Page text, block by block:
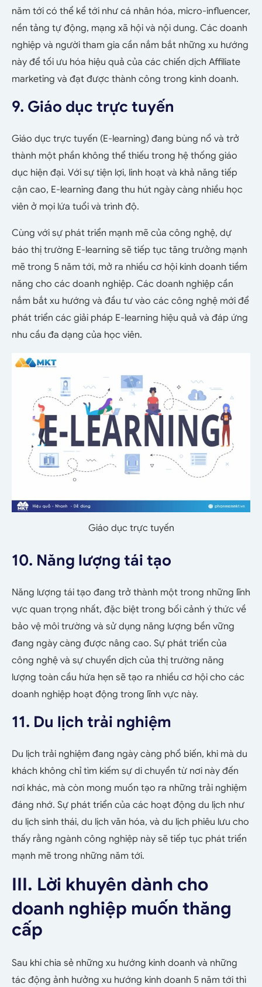
năm tới có thể kể tới như cá nhân hóa, micro-influencer,
nền tảng tự động, mạng xã hội và nội dung. Các doanh
nghiệp và người tham gia cần nắm bắt những xu hướng
này để tối ưu hóa hiệu quả của các chiến dịch Affiliate
marketing và đạt được thành công trong kinh doanh.
9. Giáo dục trực tuyến
Giáo dục trực tuyến (E-learning) đang bùng nổ và trở
thành một phần không thể thiếu trong hệ thống giáo
dục hiện đại. Với sự tiện lợi, linh hoạt và khả năng tiếp
cận cao, E-learning đang thu hút ngày càng nhiều học
viên ở mọi lứa tuổi và trình độ.
Cùng với sự phát triển mạnh mẽ của công nghệ, dự
báo thị trường E-learning sẽ tiếp tục tăng trưởng mạnh
mẽ trong 5 năm tới, mở ra nhiều cơ hội kinh doanh tiềm
năng cho các doanh nghiệp. Các doanh nghiệp cần
nắm bắt xu hướng và đầu tư vào các công nghệ mới để
phát triển các giải pháp E-learning hiệu quả và đáp ứng
nhu cầu đa dạng của học viên.
Giáo dục trực tuyến
10. Năng lượng tái tạo
Năng lượng tái tạo đang trở thành một trong những lĩnh
vực quan trọng nhất, đặc biệt trong bối cảnh ý thức về
bảo vệ môi trường và sử dụng năng lượng bền vững
đang ngày càng được nâng cao. Sự phát triển của
công nghệ và sự chuyển dịch của thị trường năng
lượng toàn cầu hứa hẹn sẽ tạo ra nhiều cơ hội cho các
doanh nghiệp hoạt động trong lĩnh vực này.
11. Du lịch trải nghiệm
Du lịch trải nghiệm đang ngày càng phổ biến, khi mà du
khách không chỉ tìm kiếm sự di chuyển từ nơi này đến
nơi khác, mà còn mong muốn tạo ra những trải nghiệm
đáng nhớ. Sự phát triển của các hoạt động du lịch như
du lịch sinh thái, du lịch văn hóa, và du lịch phiêu lưu cho
thấy rằng ngành công nghiệp này sẽ tiếp tục phát triển
mạnh mẽ trong những năm tới.
III. Lời khuyên dành cho
doanh nghiệp muốn thăng
cấp
Sau khi chia sẻ những xu hướng kinh doanh và những
tác động ảnh hưởng xu hướng kinh doanh 5 năm tới thì